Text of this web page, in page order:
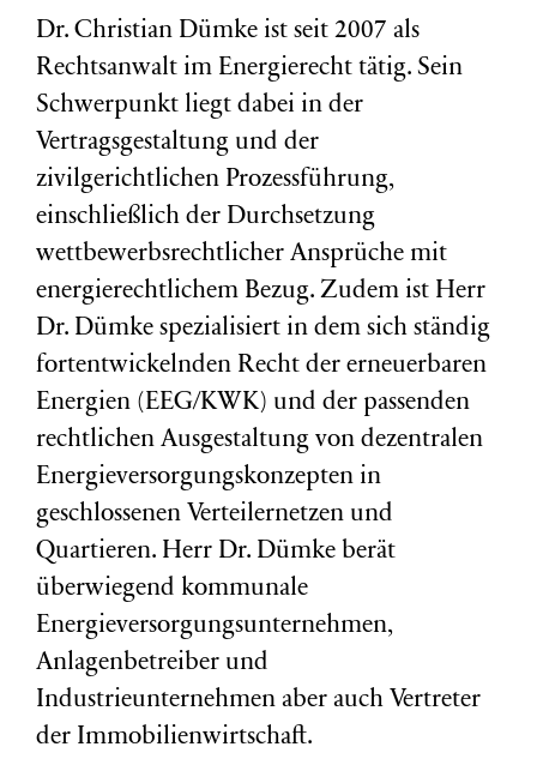
Dr. Christian Dümke ist seit 2007 als
Rechtsanwalt im Energierecht tätig. Sein
Schwerpunkt liegt dabei in der
Vertragsgestaltung und der
zivilgerichtlichen Prozessführung,
einschließlich der Durchsetzung
wettbewerbsrechtlicher Ansprüche mit
energierechtlichem Bezug. Zudem ist Herr
Dr. Dümke spezialisiert in dem sich ständig
fortentwickelnden Recht der erneuerbaren
Energien (EEG/KWK) und der passenden
rechtlichen Ausgestaltung von dezentralen
Energieversorgungskonzepten in
geschlossenen Verteilernetzen und
Quartieren. Herr Dr. Dümke berät
überwiegend kommunale
Energieversorgungsunternehmen,
Anlagenbetreiber und
Industrieunternehmen aber auch Vertreter
der Immobilienwirtschaft.